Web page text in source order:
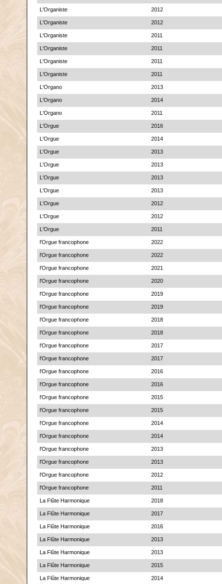
L'Organiste 2012
L'Organiste 2012
L'Organiste 2011
L'Organiste 2011
L'Organiste 2011
L'Organiste 2011
L'Organo 2013
L'Organo 2014
L'Organo 2011
L'Orgue 2016
L'Orgue 2014
L'Orgue 2013
L'Orgue 2013
L'Orgue 2013
L'Orgue 2013
L'Orgue 2012
L'Orgue 2012
L'Orgue 2011
l'Orgue francophone 2022
l'Orgue francophone 2022
l'Orgue francophone 2021
l'Orgue francophone 2020
l'Orgue francophone 2019
l'Orgue francophone 2019
l'Orgue francophone 2018
l'Orgue francophone 2018
l'Orgue francophone 2017
l'Orgue francophone 2017
l'Orgue francophone 2016
l'Orgue francophone 2016
l'Orgue francophone 2015
l'Orgue francophone 2015
l'Orgue francophone 2014
l'Orgue francophone 2014
l'Orgue francophone 2013
l'Orgue francophone 2013
l'Orgue francophone 2012
l'Orgue francophone 2011
La Flûte Harmonique 2018
La Flûte Harmonique 2017
La Flûte Harmonique 2016
La Flûte Harmonique 2013
La Flûte Harmonique 2013
La Flûte Harmonique 2015
La Flûte Harmonique 2014